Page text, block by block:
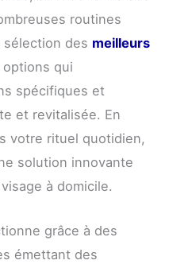
routines
sélection des meilleurs
qui
spécifiques et
et revitalisée. En
votre rituel quotidien,
solution innovante
à domicile.
grâce à des
émettant des